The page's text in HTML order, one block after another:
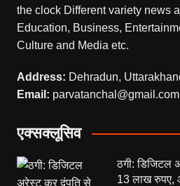
the clock Different variety news
Education, Business,
Culture and Media etc.
Address: Dehradun,
Email: parvatanchal@gmail.com
एक्सक्लूसिव
ठगी: डिजिटल
13 लाख रुपए,